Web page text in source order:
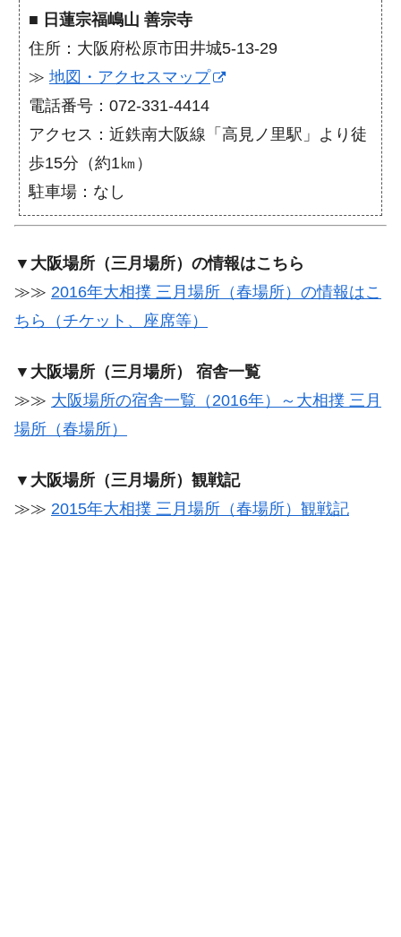
■ 日蓮宗福嶋山 善宗寺
住所：大阪府松原市田井城5-13-29
≫ 地図・アクセスマップ
電話番号：072-331-4414
アクセス：近鉄南大阪線「高見ノ里駅」より徒
歩15分（約1㎞）
駐車場：なし
▼大阪場所（三月場所）の情報はこちら
≫≫ 2016年大相撲 三月場所（春場所）の情報はこ
ちら（チケット、座席等）
▼大阪場所（三月場所） 宿舎一覧
≫≫ 大阪場所の宿舎一覧（2016年）～大相撲 三月
場所（春場所）
▼大阪場所（三月場所）観戦記
≫≫ 2015年大相撲 三月場所（春場所）観戦記